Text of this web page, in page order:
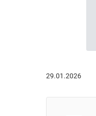
29.01.2026